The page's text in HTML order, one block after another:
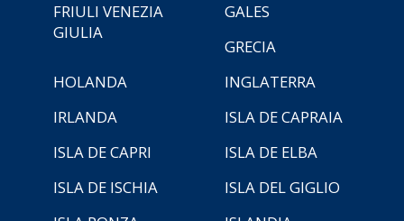
FRIULI VENEZIA
GIULIA
GALES
GRECIA
HOLANDA
INGLATERRA
IRLANDA
ISLA DE CAPRAIA
ISLA DE CAPRI
ISLA DE ELBA
ISLA DE ISCHIA
ISLA DEL GIGLIO